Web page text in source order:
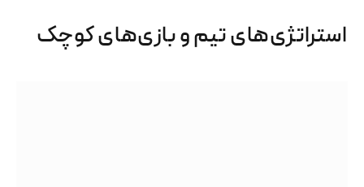
استراتژی‌های تیم و بازی‌های کوچک